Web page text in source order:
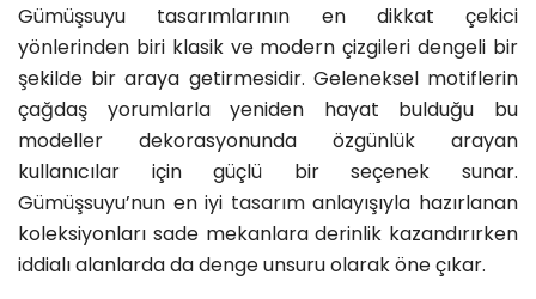
Gümüşsuyu tasarımlarının en dikkat çekici
yönlerinden biri klasik ve modern çizgileri dengeli bir
şekilde bir araya getirmesidir. Geleneksel motiflerin
çağdaş yorumlarla yeniden hayat bulduğu bu
modeller dekorasyonunda özgünlük arayan
kullanıcılar için güçlü bir seçenek sunar.
Gümüşsuyu’nun en iyi tasarımanlayışıyla hazırlanan
koleksiyonları sade mekanlara derinlik kazandırırken
iddialı alanlarda da denge unsuru olarak öne çıkar.